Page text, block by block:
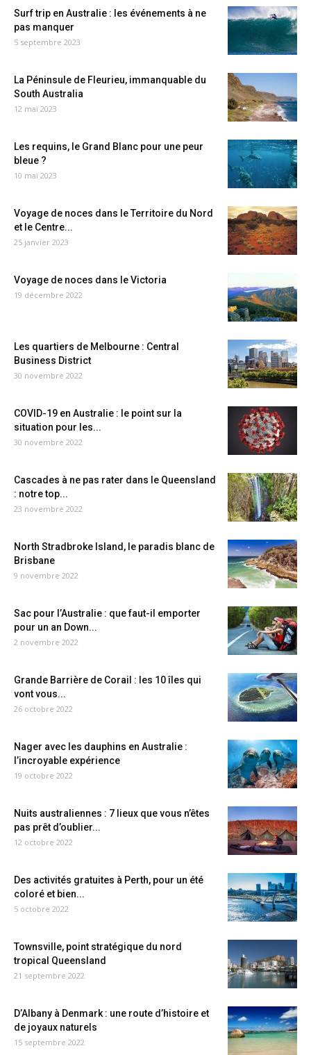
Surf trip en Australie : les événements à ne
pas manquer
5 septembre 2023
La Péninsule de Fleurieu, immanquable du
South Australia
12 mai 2023
Les requins, le Grand Blanc pour une peur
bleue ?
10 mai 2023
Voyage de noces dans le Territoire du Nord
et le Centre...
25 janvier 2023
Voyage de noces dans le Victoria
19 décembre 2022
Les quartiers de Melbourne : Central
Business District
30 novembre 2022
COVID-19 en Australie : le point sur la
situation pour les...
30 novembre 2022
Cascades à ne pas rater dans le Queensland
: notre top...
23 novembre 2022
North Stradbroke Island, le paradis blanc de
Brisbane
9 novembre 2022
Sac pour l’Australie : que faut-il emporter
pour un an Down...
2 novembre 2022
Grande Barrière de Corail : les 10 îles qui
vont vous...
26 octobre 2022
Nager avec les dauphins en Australie :
l’incroyable expérience
19 octobre 2022
Nuits australiennes : 7 lieux que vous n’êtes
pas prêt d’oublier...
12 octobre 2022
Des activités gratuites à Perth, pour un été
coloré et bien...
5 octobre 2022
Townsville, point stratégique du nord
tropical Queensland
21 septembre 2022
D’Albany à Denmark : une route d’histoire et
de joyaux naturels
15 septembre 2022